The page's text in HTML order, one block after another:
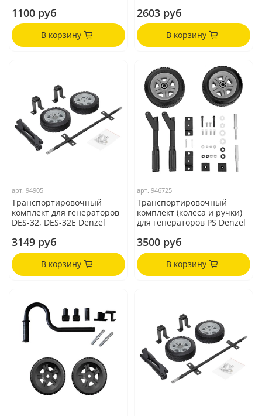
1100 руб
В корзину
2603 руб
В корзину
арт.94905
Транспортировочный
комплект для генераторов
DES-32, DES-32E Denzel
3149 руб
В корзину
арт.946725
Транспортировочный
комплект (колеса и ручки)
для генераторов PS Denzel
3500 руб
В корзину